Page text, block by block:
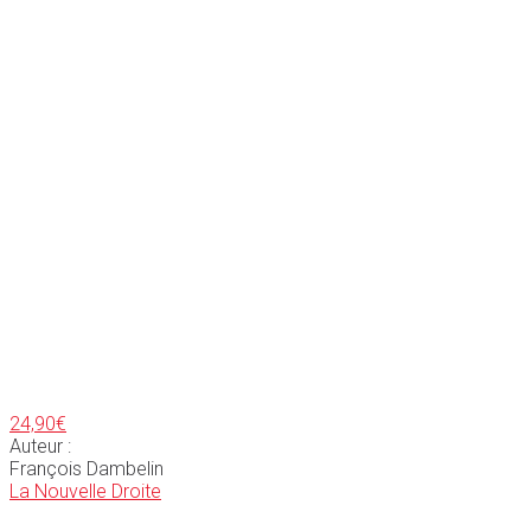
24,90€
Auteur :
François Dambelin
La Nouvelle Droite